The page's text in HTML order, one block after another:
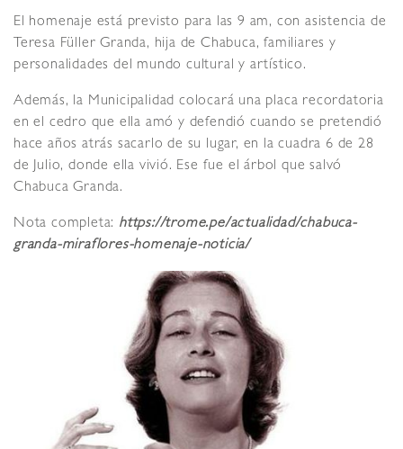
El homenaje está previsto para las 9 am, con asistencia de
Teresa Füller Granda, hija de Chabuca, familiares y
personalidades del mundo cultural y artístico.
Además, la Municipalidad colocará una placa recordatoria
en el cedro que ella amó y defendió cuando se pretendió
hace años atrás sacarlo de su lugar, en la cuadra 6 de 28
de Julio, donde ella vivió. Ese fue el árbol que salvó
Chabuca Granda.
Nota completa: https://trome.pe/actualidad/chabuca-
granda-miraflores-homenaje-noticia/